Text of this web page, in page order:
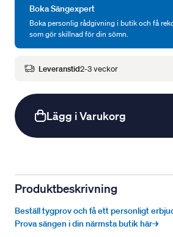
Boka Sängexpert
Boka personlig rådgivning i butik och få
som gör skillnad för din sömn.
Leveranstid2-3 veckor
Lägg i Varukorg
Produktbeskrivning
Beställ tygprov och få ett personligt
Prova sängen i din närmsta butik här→